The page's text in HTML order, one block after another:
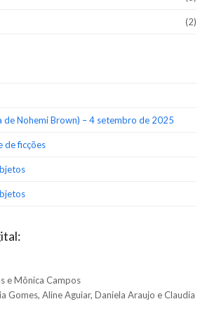
(2)
de Nohemi Brown) – 4 setembro de 2025
de ficções
e Mônica Campos
Gomes, Aline Aguiar, Daniela Araujo e Claudia